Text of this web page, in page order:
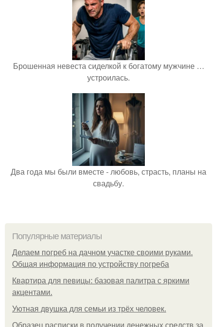
Брошенная невеста сиделкой к богатому мужчине …
устроилась.
Два года мы были вместе - любовь, страсть, планы на
свадьбу.
Популярные материалы
Делаем погреб на дачном участке своими руками.
Общая информация по устройству погреба
Квартира для певицы: базовая палитра с яркими
акцентами.
Уютная двушка для семьи из трёх человек.